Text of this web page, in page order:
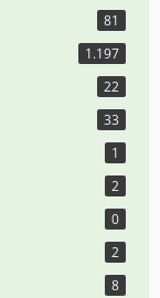
81
1.197
22
33
1
2
0
2
8